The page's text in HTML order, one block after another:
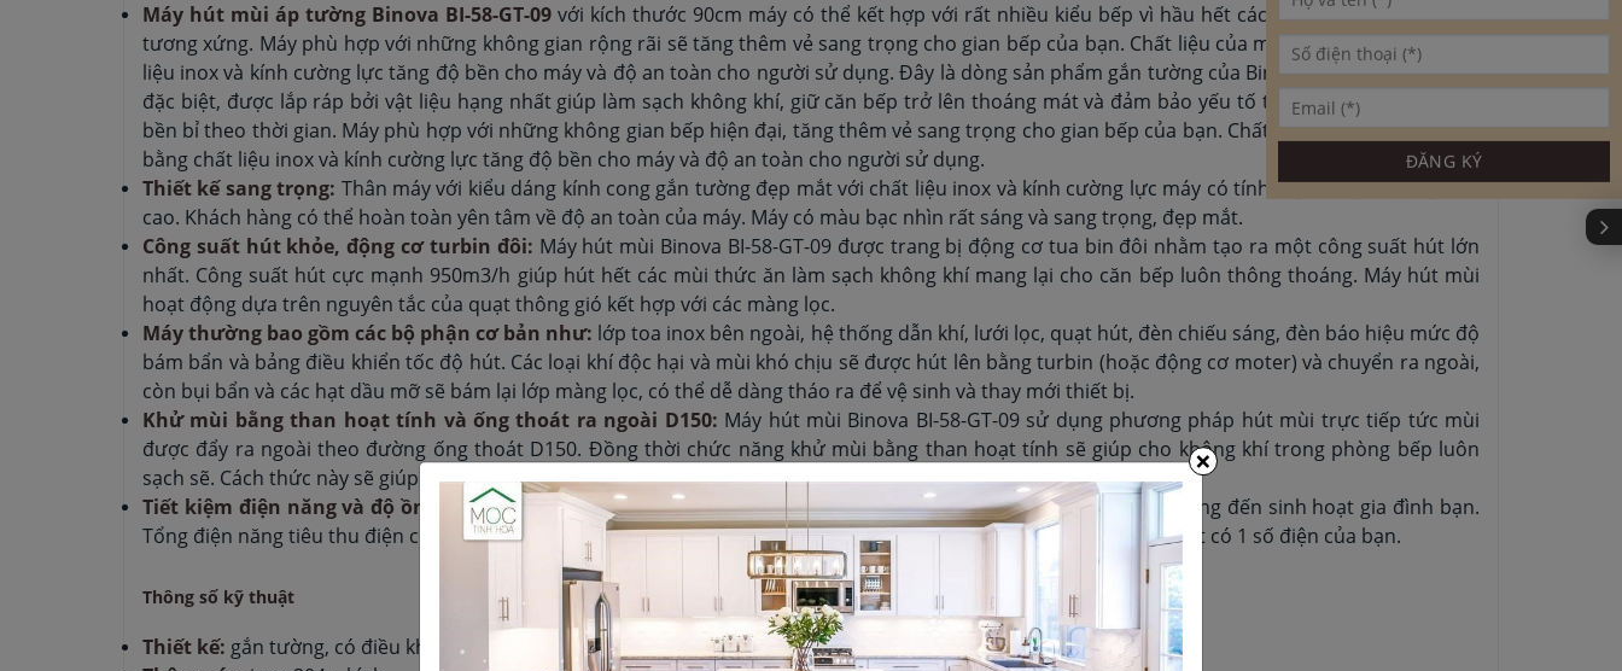
Máy hút mùi áp tường Binova BI-58-GT-09với kích thước 90cm máy có thể kết hợp với rất nhiều kiểu bếp vì hầu hết các bếp đều có kích thước
tương xứng. Máy phù hợp với những không gian rộng rãi sẽ tăng thêm vẻ sang trọng cho gian bếp của bạn. Chất liệu của máy được làm bằng chất
liệu inox và kính cường lực tăng độ bền cho máy và độ an toàn cho người sử dụng. Đây là dòng sản phẩm gắn tường của Binova, với các chức năng
đặc biệt, được lắp ráp bởi vật liệu hạng nhất giúp làm sạch không khí, giữ căn bếp trở lên thoáng mát và đảm bảo yếu tố thẩm mỹ cũng như tính
bền bỉ theo thời gian. Máy phù hợp với những không gian bếp hiện đại, tăng thêm vẻ sang trọng cho gian bếp của bạn. Chất liệu của máy được làm
bằng chất liệu inox và kính cường lực tăng độ bền cho máy và độ an toàn cho người sử dụng.
Thiết kế sang trọng: Thân máy với kiểu dáng kính cong gắn tường đẹp mắt với chất liệu inox và kính cường lực máy có tính chịu nhiệt, chịu lực rất
cao. Khách hàng có thể hoàn toàn yên tâm về độ an toàn của máy. Máy có màu bạc nhìn rất sáng và sang trọng, đẹp mắt.
Công suất hút khỏe, động cơ turbin đôi: Máy hút mùi Binova BI-58-GT-09 được trang bị động cơ tua bin đôi nhằm tạo ra một công suất hút lớn
nhất. Công suất hút cực mạnh 950m3/h giúp hút hết các mùi thức ăn làm sạch không khí mang lại cho căn bếp luôn thông thoáng. Máy hút mùi
hoạt động dựa trên nguyên tắc của quạt thông gió kết hợp với các màng lọc.
Máy thường bao gồm các bộ phận cơ bản như: lớp toa inox bên ngoài, hệ thống dẫn khí, lưới lọc, quạt hút, đèn chiếu sáng, đèn báo hiệu mức độ
bám bẩn và bảng điều khiển tốc độ hút. Các loại khí độc hại và mùi khó chịu sẽ được hút lên bằng turbin (hoặc động cơ moter) và chuyển ra ngoài,
còn bụi bẩn và các hạt dầu mỡ sẽ bám lại lớp màng lọc, có thể dễ dàng tháo ra để vệ sinh và thay mới thiết bị.
Khử mùi bằng than hoạt tính và ống thoát ra ngoài D150: Máy hút mùi Binova BI-58-GT-09 sử dụng phương pháp hút mùi trực tiếp tức mùi
được đẩy ra ngoài theo đường ống thoát D150. Đồng thời chức năng khử mùi bằng than hoạt tính sẽ giúp cho không khí trong phòng bếp luôn
sạch sẽ. Cách thức này sẽ giúp máy có hiệu quả tới 100% và mùi sẽ được đẩy hoàn toàn ra ngoài trời.
Tiết kiệm điện năng và độ ồn không lớn:
Độ ồn tối đa của máy rất nhỏ (nhỏ hơn 48Db), máy êm không ảnh hưởng đến sinh hoạt gia đình bạn.
Tổng điện năng tiêu thu điện của máy khiến bạn phải ngạc nhiên vì 6 đến 7 tiếng đồng hồ hoạt động của máy mới hết có 1 số điện của bạn.
Thông số kỹ thuật
Thiết kế: gắn tường, có điều khiển từ xa
×